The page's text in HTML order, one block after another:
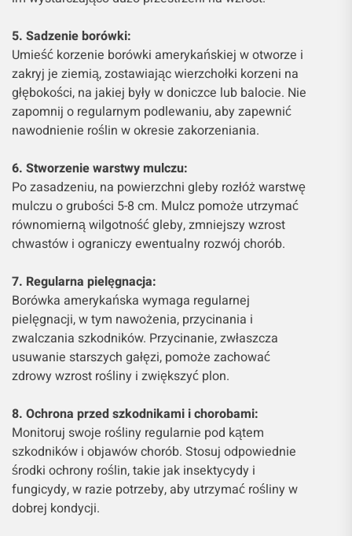
5. Sadzenie borówki:
Umieść korzenie borówki amerykańskiej w otworze i
zakryj je ziemią, zostawiając wierzchołki korzeni na
głębokości, na jakiej były w doniczce lub balocie. Nie
zapomnij o regularnym podlewaniu, aby zapewnić
nawodnienie roślin w okresie zakorzeniania.
6. Stworzenie warstwy mulczu:
Po zasadzeniu, na powierzchni gleby rozłóż warstwę
mulczu o grubości 5-8 cm. Mulcz pomoże utrzymać
równomierną wilgotność gleby, zmniejszy wzrost
chwastów i ograniczy ewentualny rozwój chorób.
7. Regularna pielęgnacja:
Borówka amerykańska wymaga regularnej
pielęgnacji, w tym nawożenia, przycinania i
zwalczania szkodników. Przycinanie, zwłaszcza
usuwanie starszych gałęzi, pomoże zachować
zdrowy wzrost rośliny i zwiększyć plon.
8. Ochrona przed szkodnikami i chorobami:
Monitoruj swoje rośliny regularnie pod kątem
szkodników i objawów chorób. Stosuj odpowiednie
środki ochrony roślin, takie jak insektycydy i
fungicydy, w razie potrzeby, aby utrzymać rośliny w
dobrej kondycji.